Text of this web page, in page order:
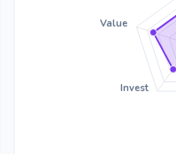
Invest
Value